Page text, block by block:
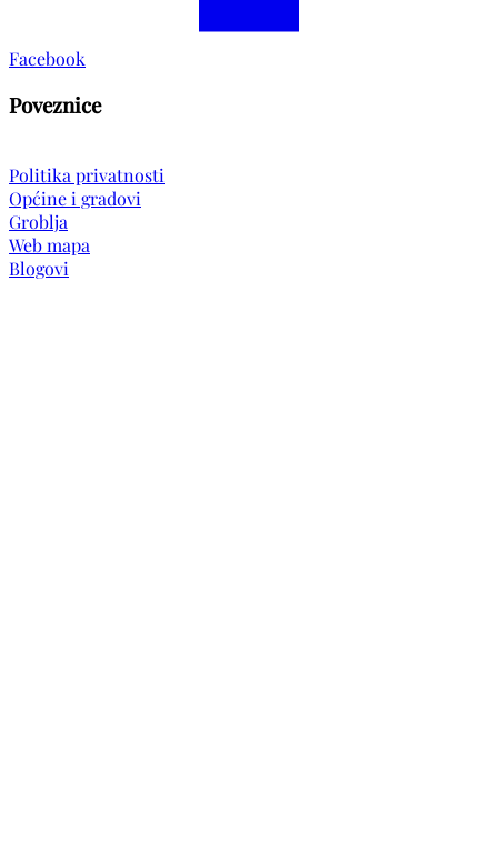
Facebook
Poveznice
Politika privatnosti
Općine i gradovi
Groblja
Web mapa
Blogovi